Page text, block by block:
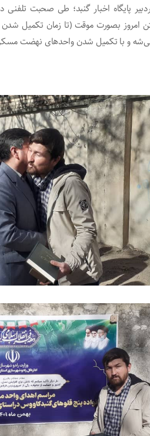
پایگاه‌ اخبار گنبد؛ طی صحبت تلفنی
امروز بصورت موقت (تا زمان تکمیل
تحویل می‌شه و با تکمیل شدن واحدهای